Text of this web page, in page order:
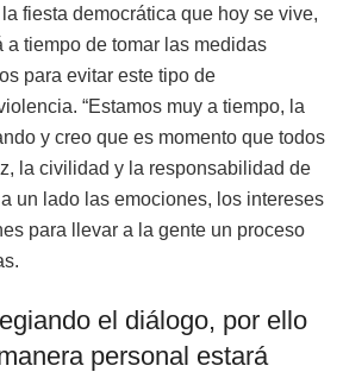
fiesta democrática que hoy se vive,
a tiempo de tomar las medidas
para evitar este tipo de
“Estamos muy a tiempo, la
y creo que es momento que todos
la civilidad y la responsabilidad de
un lado las emociones, los intereses
para llevar a la gente un proceso
el diálogo, por ello
personal estará